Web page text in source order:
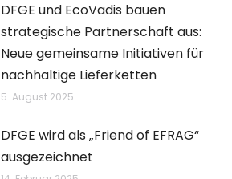
DFGE und EcoVadis bauen
strategische Partnerschaft aus:
Neue gemeinsame Initiativen für
nachhaltige Lieferketten
5. August 2025
DFGE wird als „Friend of EFRAG“
ausgezeichnet